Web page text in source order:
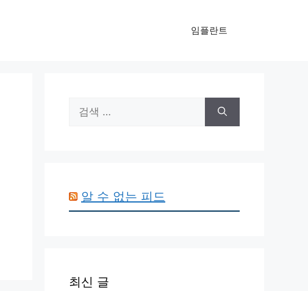
임플란트
색:
알 수 없는 피드
최신 글